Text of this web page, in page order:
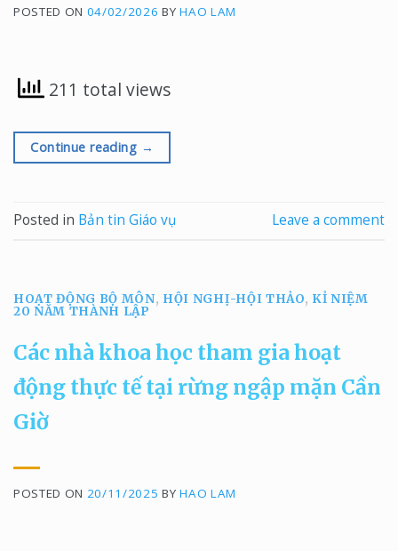
POSTED ON 04/02/2026 BYHAO LAM
211 total views
Continue reading →
Posted in Bản tin Giáo vụ Leave a comment
HOẠT ĐỘNG BỘ MÔN, HỘI NGHỊ-HỘI THẢO, KỈ NIỆM
20 NĂM THÀNH LẬP
Các nhà khoa học tham gia hoạt
động thực tế tại rừng ngập mặn Cần
Giờ
POSTED ON 20/11/2025 BYHAO LAM